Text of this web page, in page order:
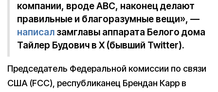
компании, вроде ABC, наконец делают
правильные и благоразумные вещи», —
написал замглавы аппарата Белого дома
Тайлер Будович в X (бывший Twitter).
Председатель Федеральной комиссии по связи
США (FCC), республиканец Брендан Карр в